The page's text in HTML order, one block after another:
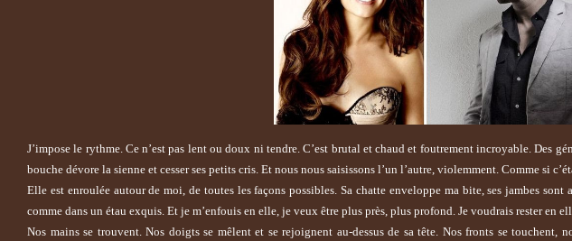
J’impose le rythme. Ce n’est pas lent ou doux ni tendre. C’est brutal et chaud et foutrement incroyable. Des
bouche dévore la sienne et cesser ses petits cris. Et nous nous saisissons l’un l’autre, violemment. Comme si
Elle est enroulée autour de moi, de toutes les façons possibles. Sa chatte enveloppe ma bite, ses jambes
comme dans un étau exquis. Et je m’enfouis en elle, je veux être plus près, plus profond. Je voudrais rester en
Nos mains se trouvent. Nos doigts se mêlent et se rejoignent au-dessus de sa tête. Nos fronts se touchent,